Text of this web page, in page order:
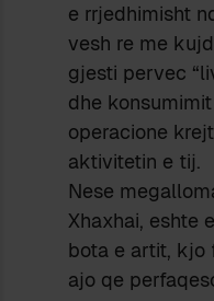
e rrjedhimisht
vesh re me
gjesti pervec
dhe
operacione
aktivitetin e tij.
Nese
Xhaxhai, eshte
bota e artit, kjo
ajo qe